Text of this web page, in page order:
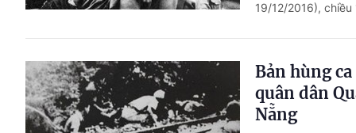
19/12/2016), chiều
Bản hùng
quân dân
Nẵng